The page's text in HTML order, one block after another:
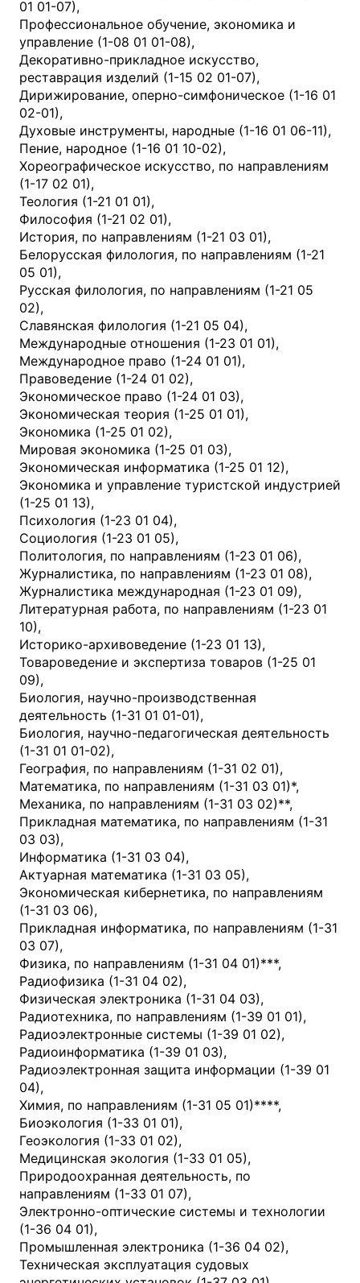
01 01-07),
Профессиональное обучение, экономика и
управление (1-08 01 01-08),
Декоративно-прикладное искусство,
реставрация изделий (1-15 02 01-07),
Дирижирование, оперно-симфоническое (1-16 01
02-01),
Духовые инструменты, народные (1-16 01 06-11),
Пение, народное (1-16 01 10-02),
Хореографическое искусство, по направлениям
(1-17 02 01),
Теология (1-21 01 01),
Философия (1-21 02 01),
История, по направлениям (1-21 03 01),
Белорусская филология, по направлениям (1-21
05 01),
Русская филология, по направлениям (1-21 05
02),
Славянская филология (1-21 05 04),
Международные отношения (1-23 01 01),
Международное право (1-24 01 01),
Правоведение (1-24 01 02),
Экономическое право (1-24 01 03),
Экономическая теория (1-25 01 01),
Экономика (1-25 01 02),
Мировая экономика (1-25 01 03),
Экономическая информатика (1-25 01 12),
Экономика и управление туристской индустрией
(1-25 01 13),
Психология (1-23 01 04),
Социология (1-23 01 05),
Политология, по направлениям (1-23 01 06),
Журналистика, по направлениям (1-23 01 08),
Журналистика международная (1-23 01 09),
Литературная работа, по направлениям (1-23 01
10),
Историко-архивоведение (1-23 01 13),
Товароведение и экспертиза товаров (1-25 01
09),
Биология, научно-производственная
деятельность (1-31 01 01-01),
Биология, научно-педагогическая деятельность
(1-31 01 01-02),
География, по направлениям (1-31 02 01),
Математика, по направлениям (1-31 03 01)*,
Механика, по направлениям (1-31 03 02)**,
Прикладная математика, по направлениям (1-31
03 03),
Информатика (1-31 03 04),
Актуарная математика (1-31 03 05),
Экономическая кибернетика, по направлениям
(1-31 03 06),
Прикладная информатика, по направлениям (1-31
03 07),
Физика, по направлениям (1-31 04 01)***,
Радиофизика (1-31 04 02),
Физическая электроника (1-31 04 03),
Радиотехника, по направлениям (1-39 01 01),
Радиоэлектронные системы (1-39 01 02),
Радиоинформатика (1-39 01 03),
Радиоэлектронная защита информации (1-39 01
04),
Химия, по направлениям (1-31 05 01)****,
Биоэкология (1-33 01 01),
Геоэкология (1-33 01 02),
Медицинская экология (1-33 01 05),
Природоохранная деятельность, по
направлениям (1-33 01 07),
Электронно-оптические системы и технологии
(1-36 04 01),
Промышленная электроника (1-36 04 02),
Техническая эксплуатация судовых